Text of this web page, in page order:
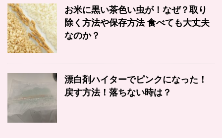
お米に黒い茶色い虫が！なぜ？取り
除く方法や保存方法 食べても大丈夫
なのか？
漂白剤ハイターでピンクになった！
戻す方法！落ちない時は？